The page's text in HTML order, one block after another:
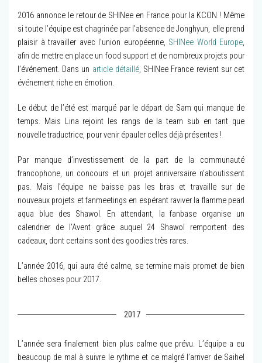
2016 annonce le retour de SHINee en France pour la KCON ! Même
si toute l’équipe est chagrinée par l’absence de Jonghyun, elle prend
plaisir à travailler avec l’union européenne, SHINee World Europe,
afin de mettre en place un food support et de nombreux projets pour
l’événement. Dans un article détaillé, SHINee France revient sur cet
événement riche en émotion.
Le début de l’été est marqué par le départ de Sam qui manque de
temps. Mais Lina rejoint les rangs de la team sub en tant que
nouvelle traductrice, pour venir épauler celles déjà présentes !
Par manque d’investissement de la part de la communauté
francophone, un concours et un projet anniversaire n’aboutissent
pas. Mais l’équipe ne baisse pas les bras et travaille sur de
nouveaux projets et fanmeetings en espérant raviver la flamme pearl
aqua blue des Shawol. En attendant, la fanbase organise un
calendrier de l’Avent grâce auquel 24 Shawol remportent des
cadeaux, dont certains sont des goodies très rares.
L’année 2016, qui aura été calme, se termine mais promet de bien
belles choses pour 2017.
2017
L’année sera finalement bien plus calme que prévu. L’équipe a eu
beaucoup de mal à suivre le rythme et ce malgré l’arriver de Saihel